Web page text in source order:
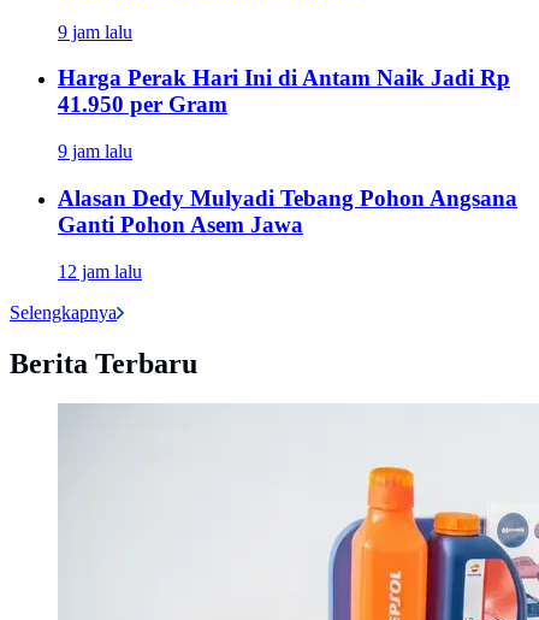
9 jam lalu
Harga Perak Hari Ini di Antam Naik Jadi Rp
41.950 per Gram
9 jam lalu
Alasan Dedy Mulyadi Tebang Pohon Angsana
Ganti Pohon Asem Jawa
12 jam lalu
Selengkapnya
Berita Terbaru